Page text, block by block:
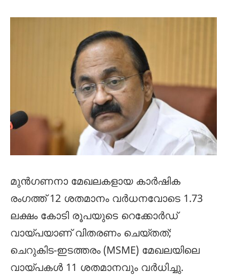
മുൻഗണനാ മേഖലകളായ കാർഷിക
രംഗത്ത് 12 ശതമാനം വർധനവോടെ 1.73
ലക്ഷം കോടി രൂപയുടെ റെക്കോർഡ്
വായ്പയാണ് വിതരണം ചെയ്തത്;
ചെറുകിട-ഇടത്തരം (MSME) മേഖലയിലെ
വായ്പകൾ 11 ശതമാനവും വർധിച്ചു.